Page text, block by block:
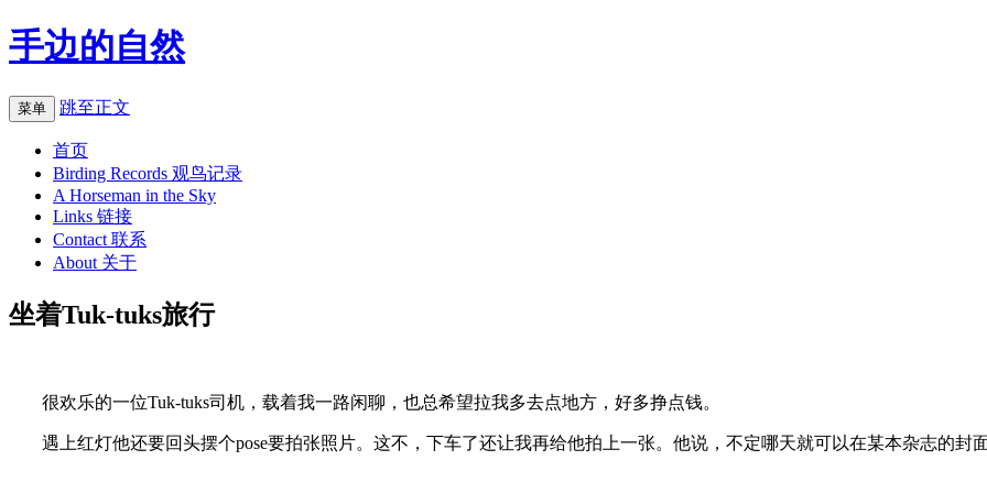
手边的自然
菜单 跳至正文
首页
Birding Records 观鸟记录
A Horseman in the Sky
Links 链接
Contact 联系
About 关于
坐着Tuk-tuks旅行
很欢乐的一位Tuk-tuks司机，载着我一路闲聊，也总希望拉我多去点地方，好多挣点钱。
遇上红灯他还要回头摆个pose要拍张照片。这不，下车了还让我再给他拍上一张。他说，不定哪天就可以在某本杂志的封